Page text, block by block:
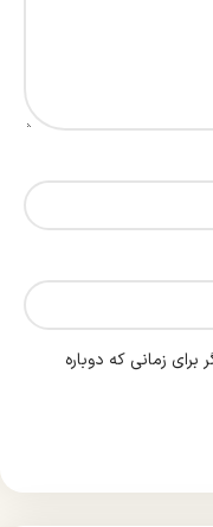
زمانی که دوباره